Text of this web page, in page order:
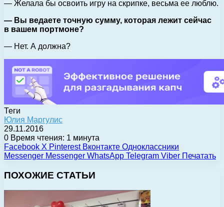
— Желала бы освоить игру на скрипке, весьма ее люблю.
— Вы ведаете точную сумму, которая лежит сейчас
в вашем портмоне?
— Нет. А должна?
Теги
Юлия Маргулис
29.11.2016
0 Время чтения: 1 минута
Facebook X Pinterest Вконтакте Одноклассники
Messenger Messenger WhatsApp Telegram Viber Печатать
ПОХОЖИЕ СТАТЬИ